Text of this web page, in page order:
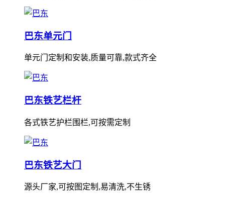
巴东单元门
单元门定制和安装,质量可靠,款式齐全
巴东铁艺栏杆
各式铁艺护栏围栏,可按需定制
巴东铁艺大门
源头厂家,可按图定制,易清洗,不生锈